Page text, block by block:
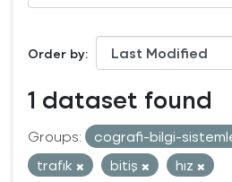
Order by
1 dataset found
Groups: cografi-bilgi-
trafık
bitiş
hız